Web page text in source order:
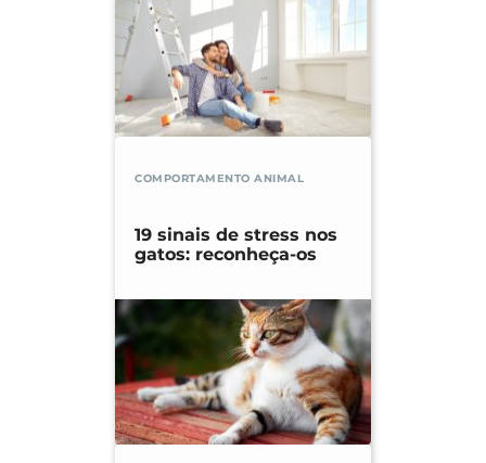
COMPORTAMENTO ANIMAL
19 sinais de stress nos
gatos: reconheça-os